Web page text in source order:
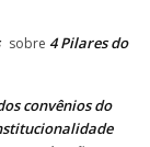
sobre 4 Pilares do
convênios do